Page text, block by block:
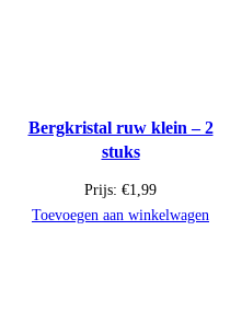
Bergkristal ruw klein – 2
stuks
Prijs: €1,99
Toevoegen aan winkelwagen